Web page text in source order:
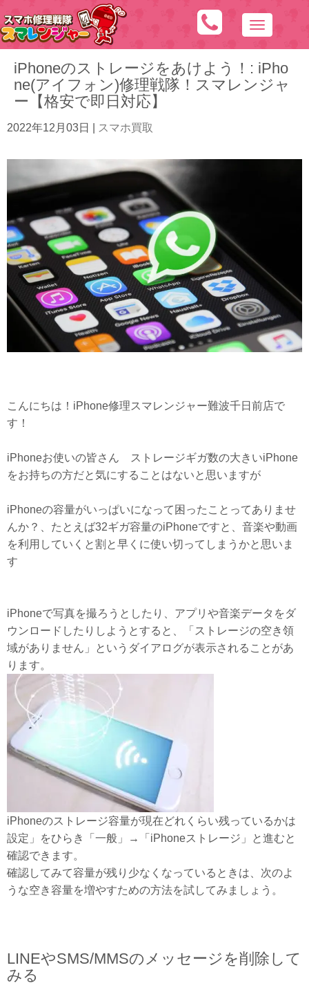
N
a
v
i
i
iPhoneのストレージをあけよう！: iPho
ne(アイフォン)修理戦隊！スマレンジャ
ー【格安で即日対応】
2022年12月03日 スマホ買取
こんにちは！iPhone修理スマレンジャー難波千日前店で
す！
iPhoneお使いの皆さん ストレージギガ数の大きいiPhone
をお持ちの方だと気にすることはないと思いますが
iPhoneの容量がいっぱいになって困ったことってありませ
んか？、たとえば32ギガ容量のiPhoneですと、音楽や動画
を利用していくと割と早くに使い切ってしまうかと思いま
す
iPhoneで写真を撮ろうとしたり、アプリや音楽データをダ
ウンロードしたりしようとすると、「ストレージの空き領
域がありません」というダイアログが表示されることがあ
ります。
iPhoneのストレージ容量が現在どれくらい残っているかは
設定」をひらき「一般」→「iPhoneストレージ」と進むと
確認できます。
確認してみて容量が残り少なくなっているときは、次のよ
うな空き容量を増やすための方法を試してみましょう。
LINEやSMS/MMSのメッセージを削除して
みる